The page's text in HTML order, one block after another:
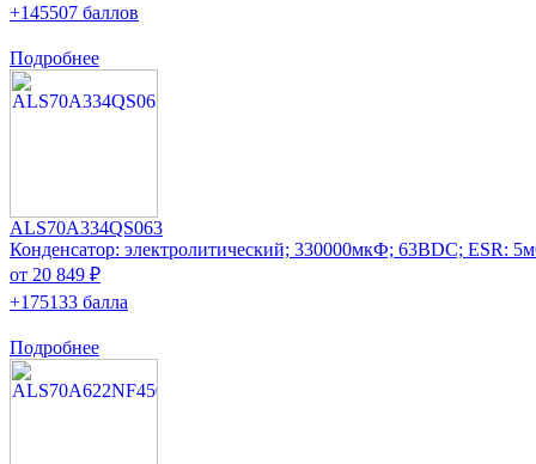
+145507 баллов
Подробнее
ALS70A334QS063
Конденсатор: электролитический; 330000мкФ; 63ВDC; ESR:
от 20 849 ₽
+175133 балла
Подробнее